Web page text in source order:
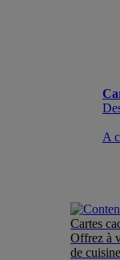
A
Cartes
Offrez à
de